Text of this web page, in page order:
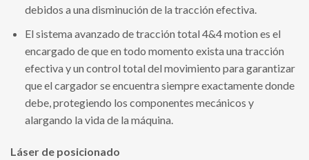
debidos a una disminución de la tracción efectiva.
El sistema avanzado de tracción total 4&4 motion es el
encargado de que en todo momento exista una tracción
efectiva y un control total del movimiento para garantizar
que el cargador se encuentra siempre exactamente donde
debe, protegiendo los componentes mecánicos y
alargando la vida de la máquina.
Láser de posicionado